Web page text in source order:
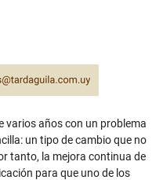
varios años con un problema
un tipo de cambio que no
tanto, la mejora continua de
para que uno de los